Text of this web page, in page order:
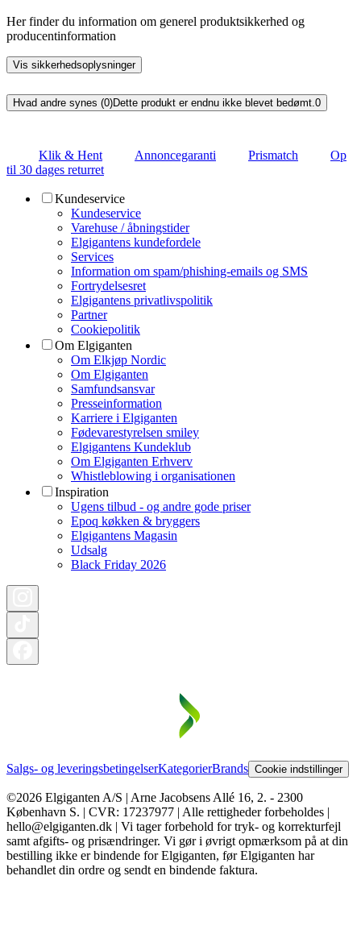
Her finder du information om generel produktsikkerhed og
producentinformation
Vis sikkerhedsoplysninger
Hvad andre synes (0)Dette produkt er endnu ikke blevet bedømt.0
Klik & Hent Annoncegaranti Prismatch
Op
til 30 dages returret
Kundeservice
Kundeservice
Varehuse / åbningstider
Elgigantens kundefordele
Services
Information om spam/phishing-emails og SMS
Fortrydelsesret
Elgigantens privatlivspolitik
Partner
Cookiepolitik
Om Elgiganten
Om Elkjøp Nordic
Om Elgiganten
Samfundsansvar
Presseinformation
Karriere i Elgiganten
Fødevarestyrelsen smiley
Elgigantens Kundeklub
Om Elgiganten Erhverv
Whistleblowing i organisationen
Inspiration
Ugens tilbud - og andre gode priser
Epoq køkken & bryggers
Elgigantens Magasin
Udsalg
Black Friday 2026
Salgs- og leveringsbetingelserKategorierBrands Cookie indstillinger
©2026 Elgiganten A/S | Arne Jacobsens Allé 16, 2. - 2300
København S. | CVR: 17237977 | Alle rettigheder forbeholdes |
hello@elgiganten.dk | Vi tager forbehold for tryk- og korrekturfejl
samt afgifts- og prisændringer. Vi gør i øvrigt opmærksom på at din
bestilling ikke er bindende for Elgiganten, før Elgiganten har
behandlet din ordre og sendt en bindende faktura.